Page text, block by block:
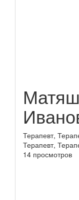
Терапевт,
Терапевт,
14 просмотров